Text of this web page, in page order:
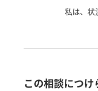
私は、状
この相談につ